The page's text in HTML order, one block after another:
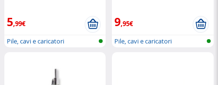
5,99€
Pile, cavi e caricatori
9,95€
Pile, cavi e caricatori